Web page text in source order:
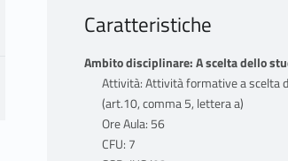
Caratteristiche
Ambito disciplinare: A scelta dello
Attività: Attività formative a scelta
(art.10, comma 5, lettera a)
Ore Aula: 56
CFU: 7